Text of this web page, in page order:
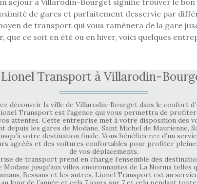
de gares et parfaitement desservie par
de transport qui vous ramènera de la gare
que ce soit en été ou en hiver, voici quelques
Lionel Transport à Villarodin-
découvrir la ville de Villarodin-Bourget dans le confort
Transport est l’agence qui vous permettra de profiter
attentes. Cette entreprise met à votre disposition des
depuis les gares de Modane, Saint Michel de Maurienne,
votre destination finale. Vous bénéficierez d’un
agréés et des voitures confortables pour profiter
de vos déplacements.
de transport prend en charge l’ensemble des
Modane jusqu’aux villes environnantes de La Norma telles
Bessans et les autres. Lionel Transport est au